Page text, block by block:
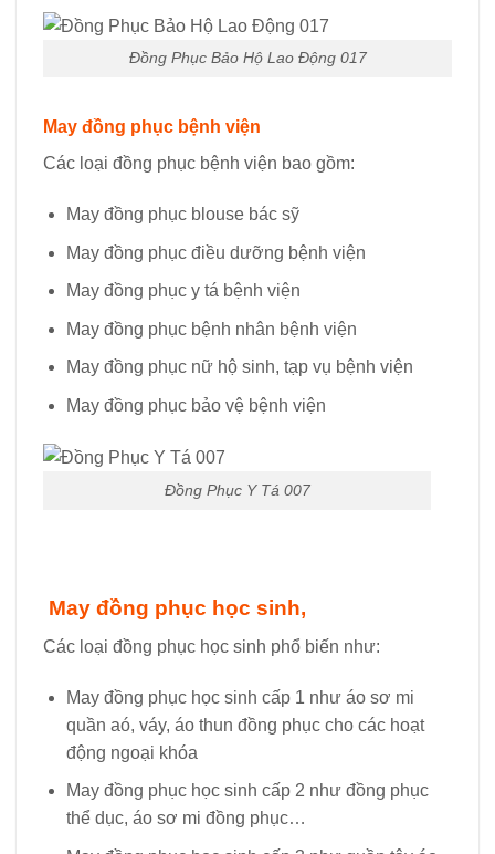
Đồng Phục Bảo Hộ Lao Động 017
May đồng phục bệnh viện
Các loại đồng phục bệnh viện bao gồm:
May đồng phục blouse bác sỹ
May đồng phục điều dưỡng bệnh viện
May đồng phục y tá bệnh viện
May đồng phục bệnh nhân bệnh viện
May đồng phục nữ hộ sinh, tạp vụ bệnh viện
May đồng phục bảo vệ bệnh viện
Đồng Phục Y Tá 007
May đồng phục học sinh,
Các loại đồng phục học sinh phổ biến như:
May đồng phục học sinh cấp 1 như áo sơ mi
quần aó, váy, áo thun đồng phục cho các hoạt
động ngoại khóa
May đồng phục học sinh cấp 2 như đồng phục
thể dục, áo sơ mi đồng phục…